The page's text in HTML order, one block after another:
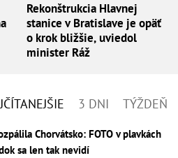
Rekonštrukcia Hlavnej
stanice v Bratislave je opäť
o krok bližšie, uviedol
minister Ráž
3 DNI TÝŽDEŇ
Chorvátsko: FOTO v plavkách
sa len tak nevidí